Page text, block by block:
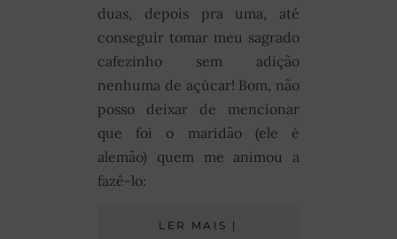
duas, depois pra uma, até
conseguir tomar meu sagrado
cafezinho sem adição
nenhuma de açúcar! Bom, não
posso deixar de mencionar
que foi o maridão (ele é
alemão) quem me animou a
fazê-lo:
LER MAIS |